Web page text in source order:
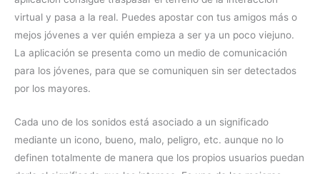
virtual y pasa a la real. Puedes apostar con tus amigos más o
mejos jóvenes a ver quién empieza a ser ya un poco viejuno.
La aplicación se presenta como un medio de comunicación
para los jóvenes, para que se comuniquen sin ser detectados
por los mayores.
Cada uno de los sonidos está asociado a un significado
mediante un icono, bueno, malo, peligro, etc. aunque no lo
definen totalmente de manera que los propios usuarios puedan